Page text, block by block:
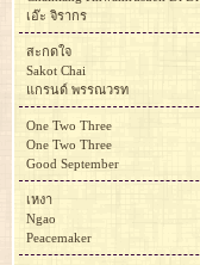
เอ๊ะ จิรากร
สะกดใจ
Sakot Chai
แกรนด์ พรรณวรท
One Two Three
One Two Three
Good September
เหงา
Ngao
Peacemaker